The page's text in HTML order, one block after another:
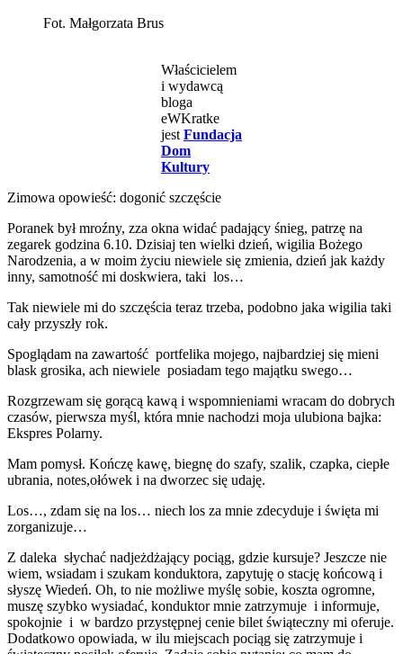
Fot. Małgorzata Brus
Właścicielem
i wydawcą
bloga
eWKratke
jest Fundacja
Dom
Kultury
Zimowa opowieść: dogonić szczęście
Poranek był mroźny, zza okna widać padający śnieg, patrzę na
zegarek godzina 6.10. Dzisiaj ten wielki dzień, wigilia Bożego
Narodzenia, a w moim życiu niewiele się zmienia, dzień jak każdy
inny, samotność mi doskwiera, taki los…
Tak niewiele mi do szczęścia teraz trzeba, podobno jaka wigilia taki
cały przyszły rok.
Spoglądam na zawartość portfelika mojego, najbardziej się mieni
blask grosika, ach niewiele posiadam tego majątku swego…
Rozgrzewam się gorącą kawą i wspomnieniami wracam do dobrych
czasów, pierwsza myśl, która mnie nachodzi moja ulubiona bajka:
Ekspres Polarny.
Mam pomysł. Kończę kawę, biegnę do szafy, szalik, czapka, ciepłe
ubrania, notes,ołówek i na dworzec się udaję.
Los…, zdam się na los… niech los za mnie zdecyduje i święta mi
zorganizuje…
Z daleka słychać nadjeżdżający pociąg, gdzie kursuje? Jeszcze nie
wiem, wsiadam i szukam konduktora, zapytuję o stację końcową i
słyszę Wiedeń. Oh, to nie możliwe myślę sobie, koszta ogromne,
muszę szybko wysiadać, konduktor mnie zatrzymuje i informuje,
spokojnie i w bardzo przystępnej cenie bilet świąteczny mi oferuje.
Dodatkowo opowiada, w ilu miejscach pociąg się zatrzymuje i